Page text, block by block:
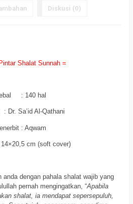
Diskusi (0)
Shalat Sunnah =
: 140 hal
Dr. Sa’id Al-Qathani
: Aqwam
cm (soft cover)
dengan pahala shalat wajib yang
pernah mengingatkan, “Apabila
shalat, ia mendapat sepersepuluh,